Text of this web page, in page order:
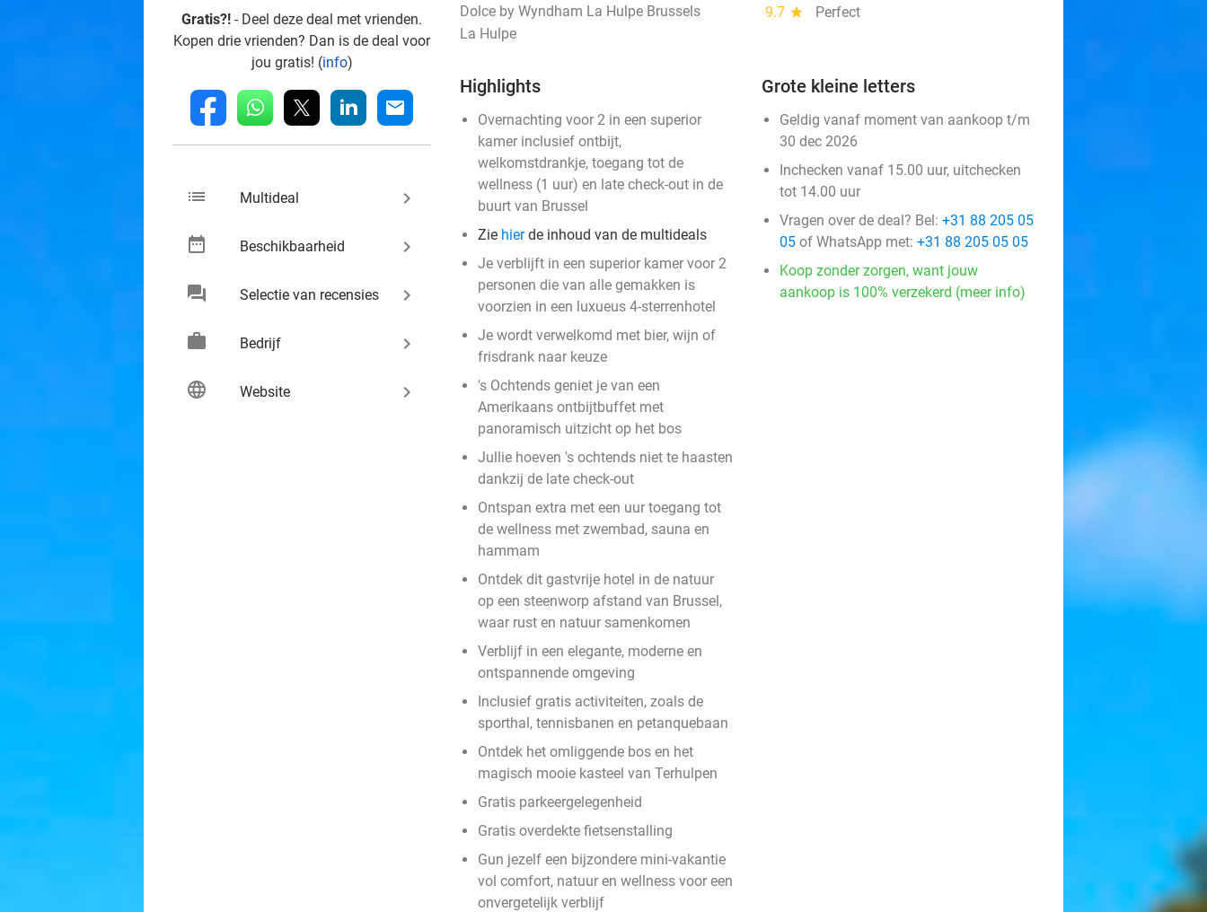
Gratis?! - Deel deze deal met vrienden.
Kopen drie vrienden? Dan is de deal voor
jou gratis! (info)
fb whatsapp linkedin mail
list Multideal keyboard_arrow_right
date_range Beschikbaarheid keyboard_arrow_right
chat Selectie van recensies keyboard_arrow_right
work Bedrijf keyboard_arrow_right
language Website keyboard_arrow_right
Dolce by Wyndham La Hulpe Brussels 9.7 star
Perfect
La Hulpe
Highlights
Overnachting voor 2 in een superior
kamer inclusief ontbijt,
welkomstdrankje, toegang tot de
wellness (1 uur) en late check-out in de
buurt van Brussel
Zie hierde inhoud van de multideals
Je verblijft in een superior kamer voor 2
personen die van alle gemakken is
voorzien in een luxueus 4-sterrenhotel
Je wordt verwelkomd met bier, wijn of
frisdrank naar keuze
's Ochtends geniet je van een
Amerikaans ontbijtbuffet met
panoramisch uitzicht op het bos
Jullie hoeven 's ochtends niet te haasten
dankzij de late check-out
Ontspan extra met een uur toegang tot
de wellness met zwembad, sauna en
hammam
Ontdek dit gastvrije hotel in de natuur
op een steenworp afstand van Brussel,
waar rust en natuur samenkomen
Verblijf in een elegante, moderne en
ontspannende omgeving
Inclusief gratis activiteiten, zoals de
sporthal, tennisbanen en petanquebaan
Ontdek het omliggende bos en het
magisch mooie kasteel van Terhulpen
Gratis parkeergelegenheid
Gratis overdekte fietsenstalling
Gun jezelf een bijzondere mini-vakantie
vol comfort, natuur en wellness voor een
onvergetelijk verblijf
Grote kleine letters
Geldig vanaf moment van aankoop t/m
30 dec 2026
Inchecken vanaf 15.00 uur, uitchecken
tot 14.00 uur
Vragen over de deal? Bel: +31 88 205 05
05 of WhatsApp met: +31 88 205 05 05
Koop zonder zorgen, want jouw
aankoop is 100% verzekerd (meer info)